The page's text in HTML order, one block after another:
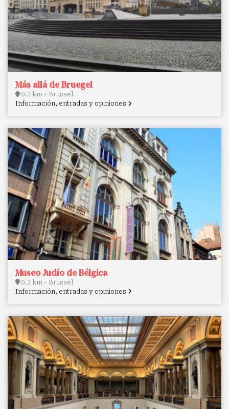
Más allá de Bruegel
0.2 km - Brussel
Información, entradas y opiniones
Museo Judío de Bélgica
0.2 km - Brussel
Información, entradas y opiniones